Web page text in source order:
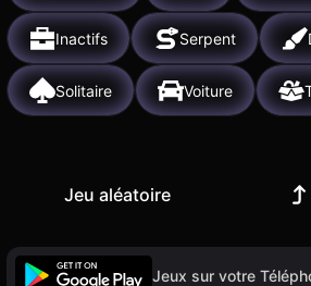
Inactifs Serpent
Solitaire Voiture
Jeu aléatoire
Jeux sur votre